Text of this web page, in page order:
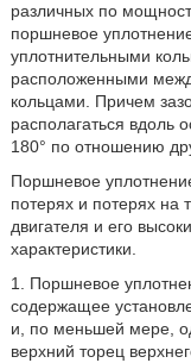
различных по
поршневое
уплотнительными
расположенными
кольцами. Причем
располагаться вдоль
180° по отношению
Поршневое
потерях и потерях на
двигателя и его
характеристики.
1. Поршневое
содержащее
и, по меньшей мере,
верхний торец